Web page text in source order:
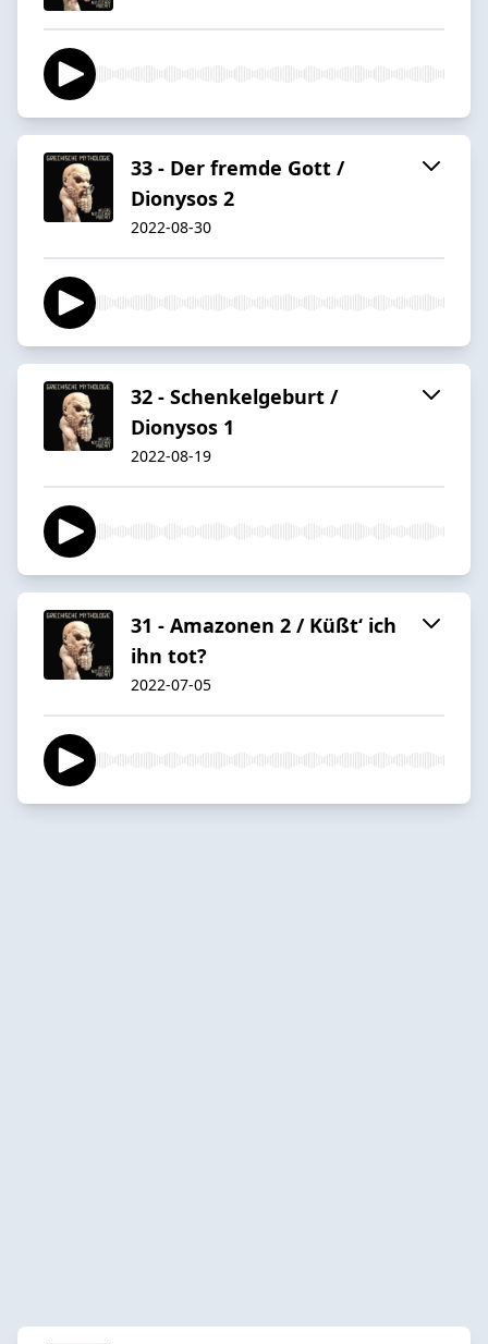
33 - Der fremde Gott /
Dionysos 2
2022-08-30
32 - Schenkelgeburt /
Dionysos 1
2022-08-19
31 - Amazonen 2 / Küßt‘ ich
ihn tot?
2022-07-05